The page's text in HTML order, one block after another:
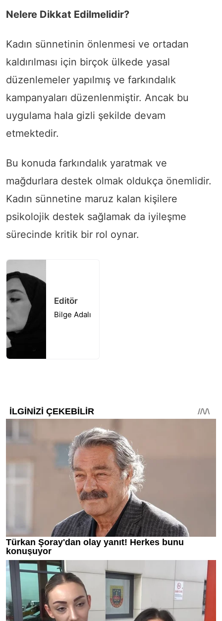
Nelere Dikkat Edilmelidir?
Kadın sünnetinin önlenmesi ve ortadan
kaldırılması için birçok ülkede yasal
düzenlemeler yapılmış ve farkındalık
kampanyaları düzenlenmiştir. Ancak bu
uygulama hala gizli şekilde devam
etmektedir.
Bu konuda farkındalık yaratmak ve
mağdurlara destek olmak oldukça önemlidir.
Kadın sünnetine maruz kalan kişilere
psikolojik destek sağlamak da iyileşme
sürecinde kritik bir rol oynar.
Editör
Bilge Adalı